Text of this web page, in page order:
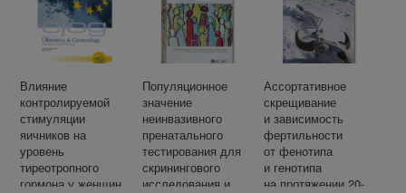
Влияние
контролируемой
стимуляции
яичников на
уровень
тиреотропного
гормона у женщин,
Популяционное
значение
неинвазивного
пренатального
тестирования для
скринингового
исследования и
Ассортативное
скрещивание
и зависимость
фертильности
от фенотипа
и генотипа
на протяжении 20-